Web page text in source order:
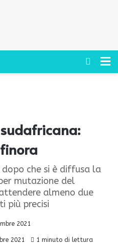
Cerca
dopo che si è diffusa la
mutazione del
almeno due
più precisi
2021
2021 1 minuto di lettura